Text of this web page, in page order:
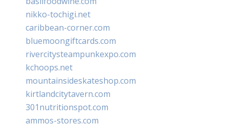
nikko-tochigi.net
caribbean-corner.com
bluemoongiftcards.com
rivercitysteampunkexpo.com
kchoops.net
mountainsideskateshop.com
kirtlandcitytavern.com
301nutritionspot.com
ammos-stores.com